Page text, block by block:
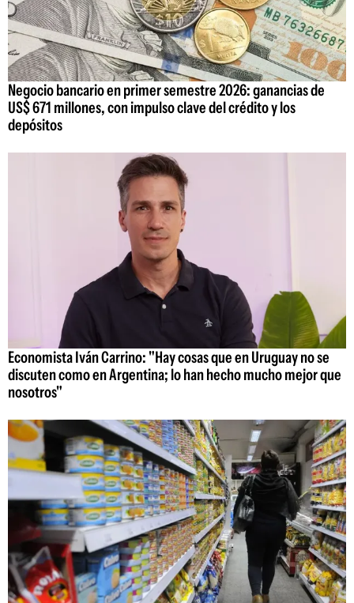
Negocio bancario en primer semestre 2026: ganancias de
US$ 671 millones, con impulso clave del crédito y los
depósitos
Economista Iván Carrino: "Hay cosas que en Uruguay no se
discuten como en Argentina; lo han hecho mucho mejor que
nosotros"